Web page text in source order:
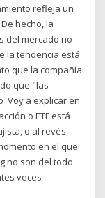
refleja un
hecho, la
del mercado no
la tendencia está
que la compañía
que "las
Voy a explicar en
o ETF está
o al revés
en el que
no son del todo
veces